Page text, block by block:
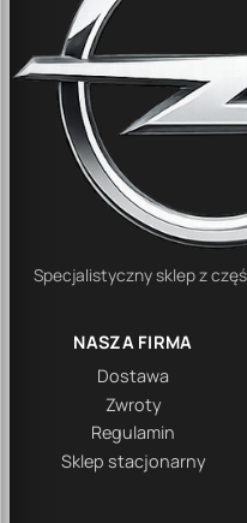
Specjalistyczny sklep z
NASZA FIRMA
Dostawa
Zwroty
Regulamin
Sklep stacjonarny